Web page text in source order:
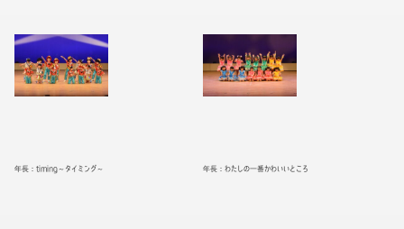
年長：timing～タイミング～ 年長：わたしの一番かわいいところ